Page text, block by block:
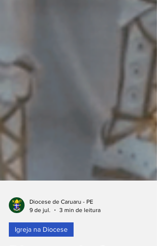
Diocese de Caruaru - PE